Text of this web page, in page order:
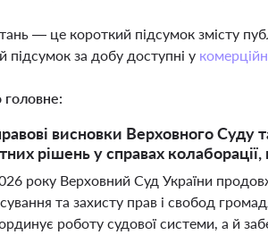
— це короткий підсумок змісту
підсумок за добу доступні у
висновки Верховного Суду
рішень у справах колаборації,
року Верховний Суд України
та захисту прав і свобод
роботу судової системи, а й